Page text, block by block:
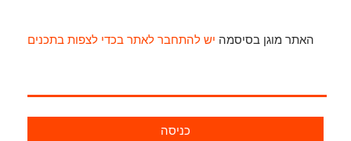
האתר מוגן בסיסמה יש להתחבר לאתר בכדי לצפות בתכנים
כניסה